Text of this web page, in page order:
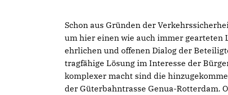
Schon aus Gründen der
um hier einen wie auch immer
ehrlichen und offenen Dialog der
tragfähige Lösung im Interesse der
komplexer macht sind die
der Güterbahntrasse Genua-Rotterdam.